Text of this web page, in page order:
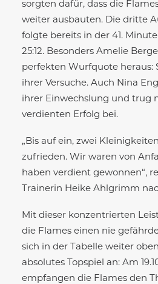
sorgten dafür, dass die
weiter ausbauten. Die dritte
folgte bereits in der 41.
25:12. Besonders Amelie
perfekten Wurfquote heraus:
ihrer Versuche. Auch Nina
ihrer Einwechslung und trug
verdienten Erfolg bei.
„Bis auf ein, zwei
zufrieden. Wir waren von
haben verdient gewonnen“,
Trainerin Heike Ahlgrimm
Mit dieser konzentrierten
die Flames einen nie
sich in der Tabelle weiter
absolutes Topspiel an: Am
empfangen die Flames den